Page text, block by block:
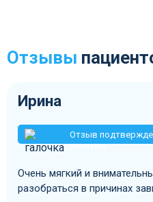
Отзывы
Ирина
Отзыв
визитом
Очень мягкий и
разобраться в причинах